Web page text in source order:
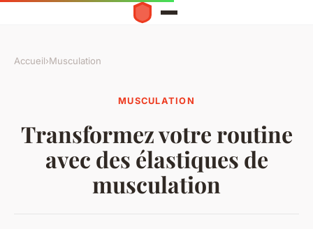
Accueil›Musculation
MUSCULATION
Transformez votre routine
avec des élastiques de
musculation